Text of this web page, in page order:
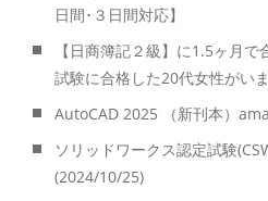
日間･３日間対応】
【日商簿記２級】に1.5ヶ月
試験に合格した20代女性がい
AutoCAD 2025 （新刊本）
ソリッドワークス認定試験
(2024/10/25)